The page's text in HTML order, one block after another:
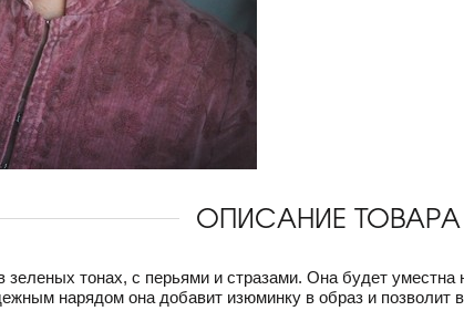
ОПИСАНИЕ ТОВАРА
зеленых тонах, с перьями и стразами. Она будет
нарядом она добавит изюминку в образ и позволит